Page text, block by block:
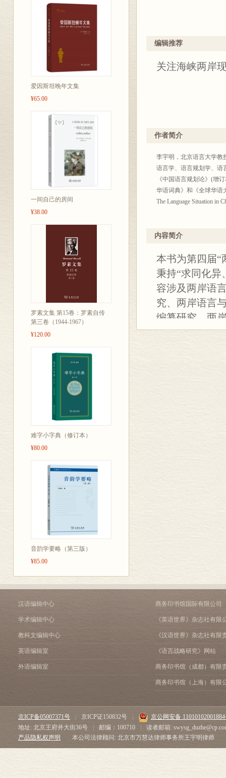
爱因斯坦晚年文集
¥65.00
一间自己的房间
¥38.00
罗素文集 第15卷：罗素自传
第三卷（1944-1967）
¥120.00
难字小字典（修订本）
¥80.00
音韵学要略（第三版）
¥85.00
编辑推荐
关注海峡两岸
作者简介
李宇明，北京语言大学教
语言学、语言规划学、语
《中国语言规划论》(增
华语词典》和《全球华语
The Language Situation in
内容简介
本书为第四届“
秉持“求同化异
容涉及两岸语
究、两岸语言
编纂研究、两
文化交流合作
汉语编辑中心
学术编辑中心
教科文编辑中心
英语编辑室
外语编辑室
商务印书馆国际有限公司
《英语世界》杂志社有限
《汉语世界》杂志社有限
《语言战略研究》网站
商务印书馆（成都）有限
商务印书馆（上海）有限
京ICP备05007371号 京ICP证150832号
京公网安备
地址: 北京王府井大街36号
邮编：100710
读者邮箱:
产品隐私权声明
本公司法律顾问: 北京市万慧达律师事务所王宇明律师